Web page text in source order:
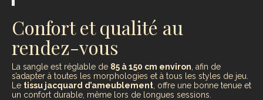
Confort et qualité au
rendez-vous
La sangle est réglable de 85 à 150 cm environ , afin de
s’adapter à toutes les morphologies et à tous les styles de jeu.
Le tissu jacquard d’ameublement , offre une bonne tenue et
un confort durable, même lors de longues sessions.